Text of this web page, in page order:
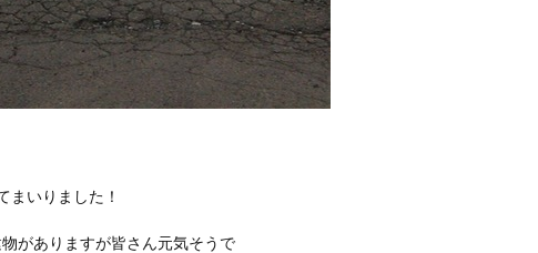
まいりました！
がありますが皆さん元気そうで